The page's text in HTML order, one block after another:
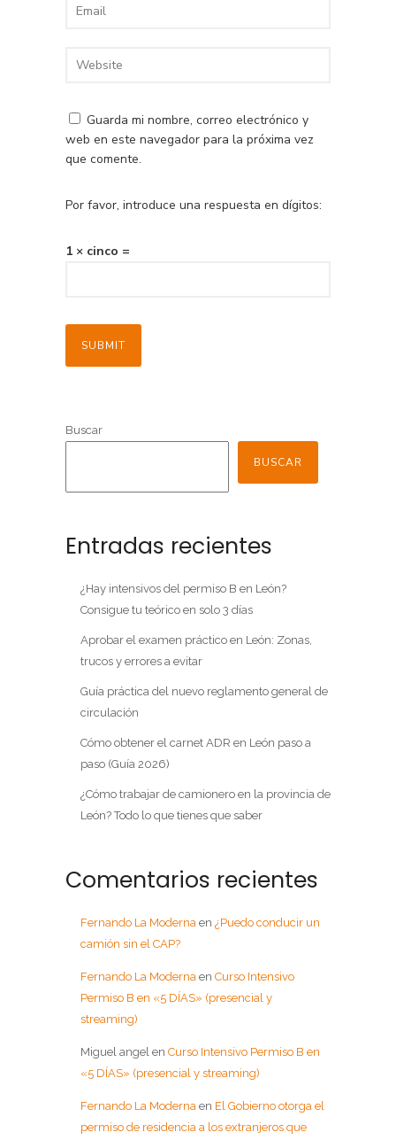
Guarda mi nombre, correo electrónico y
web en este navegador para la próxima vez
que comente.
Por favor, introduce una respuesta en dígitos:
1 × cinco =
Buscar
BUSCAR
Entradas recientes
¿Hay intensivos del permiso B en León?
Consigue tu teórico en solo 3 días
Aprobar el examen práctico en León: Zonas,
trucos y errores a evitar
Guía práctica del nuevo reglamento general de
circulación
Cómo obtener el carnet ADR en León paso a
paso (Guía 2026)
¿Cómo trabajar de camionero en la provincia de
León? Todo lo que tienes que saber
Comentarios recientes
Fernando La Moderna en ¿Puedo conducir un
camión sin el CAP?
Fernando La Moderna en Curso Intensivo
Permiso B en «5 DÍAS» (presencial y
streaming)
Miguel angel en Curso Intensivo Permiso B en
«5 DÍAS» (presencial y streaming)
Fernando La Moderna en El Gobierno otorga el
permiso de residencia a los extranjeros que